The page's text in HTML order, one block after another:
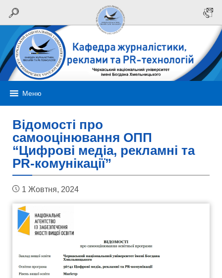
Меню
Відомості про
самооцінювання ОПП
“Цифрові медіа, рекламні та
PR-комунікації”
1 Жовтня, 2024